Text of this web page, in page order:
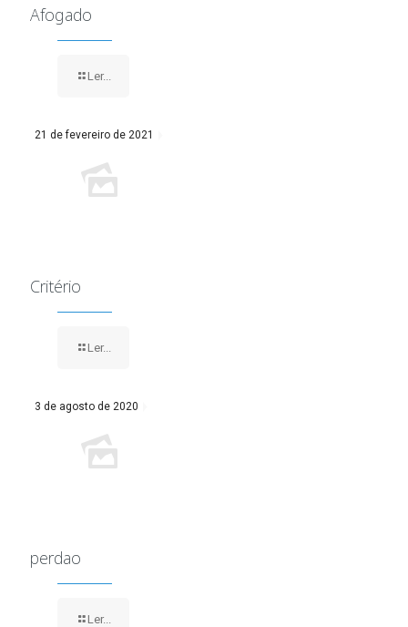
Afogado
Ler...
21 de fevereiro de 2021
Critério
Ler...
3 de agosto de 2020
perdao
Ler...